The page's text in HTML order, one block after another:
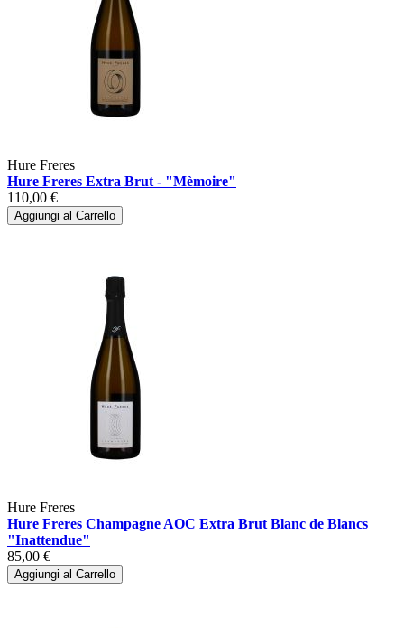
Hure Freres
Hure Freres Extra Brut - "Mèmoire"
110,00 €
Aggiungi al Carrello
Hure Freres
Hure Freres Champagne AOC Extra Brut Blanc de Blancs
"Inattendue"
85,00 €
Aggiungi al Carrello